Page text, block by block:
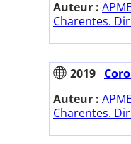
Auteur :
Charentes.
2019
Auteur :
Charentes.